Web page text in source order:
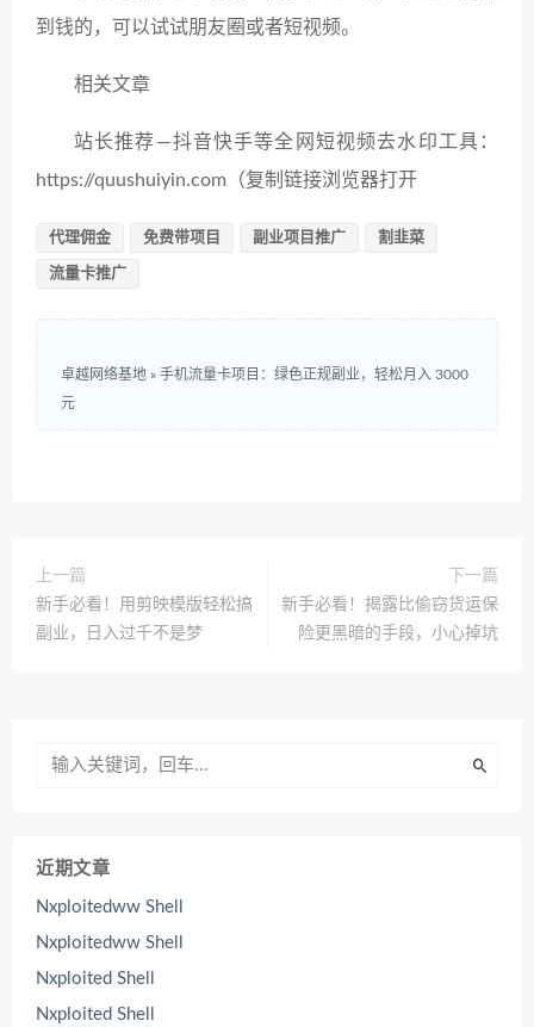
到钱的，可以试试朋友圈或者短视频。
相关文章
站长推荐—抖音快手等全网短视频去水印工具：
https://quushuiyin.com（复制链接浏览器打开
代理佣金 免费带项目 副业项目推广 割韭菜
流量卡推广
卓越网络基地 » 手机流量卡项目：绿色正规副业，轻松月入 3000
元
上一篇
新手必看！用剪映模版轻松搞
副业，日入过千不是梦
下一篇
新手必看！揭露比偷窃货运保
险更黑暗的手段，小心掉坑
近期文章
Nxploitedww Shell
Nxploitedww Shell
Nxploited Shell
Nxploited Shell